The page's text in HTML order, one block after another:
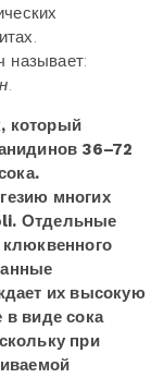
называет:
.
который
36–72
многих
Отдельные
их высокую
виде сока
при